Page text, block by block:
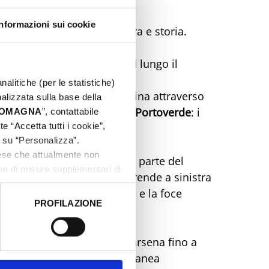
sui cookie
(per le statistiche)
sulla base della
”, contattabile
“Accetta tutti i cookie”,
“Personalizza”.
che attualmente non
di misure supplementari di
PROFILAZIONE
percorsi riminesi tra natura e storia.
alle terme, direzione sud lungo il
fino a superare il rio Agina attraverso
ad arrivare al porto di Portoverde: i
fino ad arrivare dall’altra parte del
Dopo circa 200 m si prende a sinistra
fino a raggiungere il mare e la foce
dei Pescatori e Lungo Darsena fino a
sulla destra la via Litoranea